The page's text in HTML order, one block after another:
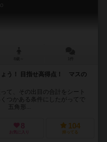
ょう！ 目指せ高得点！ マスの
て、その出目の合計をシート
つかある条件にしたがってで
五角形...
8
お気に入り
104
持ってる